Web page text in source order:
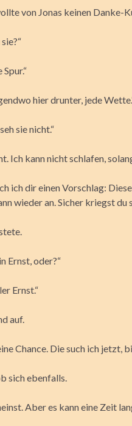
von Jonas keinen Danke-
hier drunter, jede
sie nicht.“
Ich kann nicht schlafen,
ich dir einen Vorschlag:
wieder an. Sicher kriegst du
Ernst, oder?“
Ernst.“
auf.
Chance. Die such ich jetzt,
sich ebenfalls.
Aber es kann eine Zeit